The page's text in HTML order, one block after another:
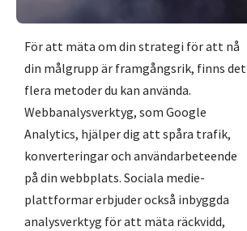
För att mäta om din strategi för att nå
din målgrupp är framgångsrik, finns det
flera metoder du kan använda.
Webbanalysverktyg, som Google
Analytics, hjälper dig att spåra trafik,
konverteringar och användarbeteende
på din webbplats. Sociala medie-
plattformar erbjuder också inbyggda
analysverktyg för att mäta räckvidd,